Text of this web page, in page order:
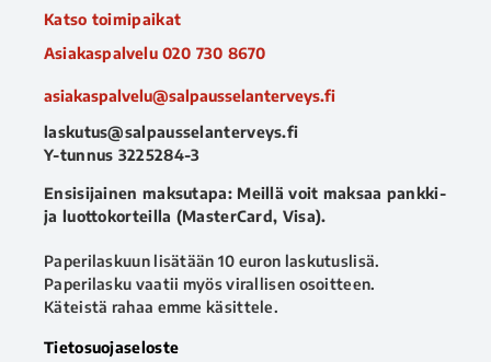
Katso toimipaikat
Asiakaspalvelu 020 730 8670
asiakaspalvelu@salpausselanterveys.fi
laskutus@salpausselanterveys.fi
Y-tunnus 3225284-3
Ensisijainen maksutapa: Meillä voit maksaa pankki-
ja luottokorteilla (MasterCard, Visa).
Paperilaskuun lisätään 10 euron laskutuslisä.
Paperilasku vaatii myös virallisen osoitteen.
Käteistä rahaa emme käsittele.
Tietosuojaseloste